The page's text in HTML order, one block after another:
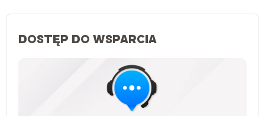
DOSTĘP DO WSPARCIA